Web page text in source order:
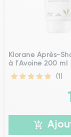
Klorane Après-
à l'Avoine 200 ml
(1)